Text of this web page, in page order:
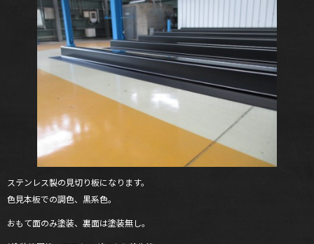
ステンレス製の見切り板になります。
色見本板での調色、黒系色。
おもて面のみ塗装、裏面は塗装無し。